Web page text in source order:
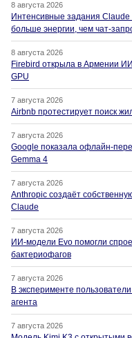
8 августа 2026
Интенсивные задания Claude
больше энергии, чем чат-
8 августа 2026
Firebird открыла в Армении
GPU
7 августа 2026
Airbnb протестирует поиск
7 августа 2026
Google показала офлайн-
Gemma 4
7 августа 2026
Anthropic создаёт
Claude
7 августа 2026
ИИ-модели Evo помогли
бактериофагов
7 августа 2026
В эксперименте
агента
7 августа 2026